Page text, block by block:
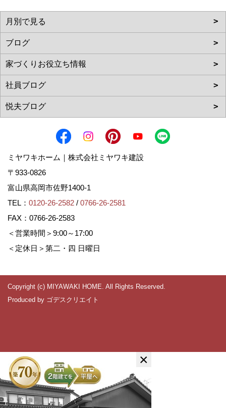
ミヤワキホーム｜株式会社ミヤワキ建設
〒933-0826
富山県高岡市佐野1400-1
TEL： 0120-26-2582 / 0766-26-2581
FAX：0766-26-2583
＜営業時間＞9:00～17:00
＜定休日＞第二・四 日曜日
Copyright (c) MIYAWAKI HOME. All Rights Reserved.
Produced by ゴデスクリエイト
×